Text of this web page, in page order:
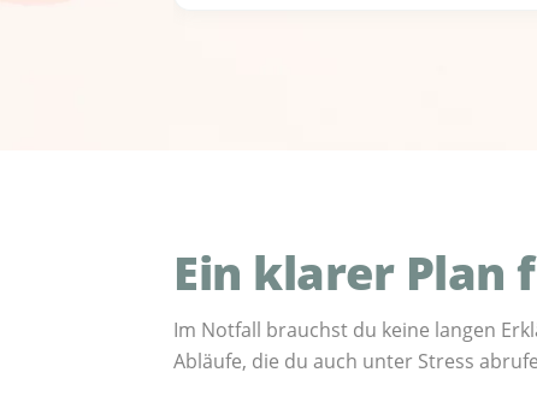
Ein klarer
Im Notfall brauchst du keine langen
Abläufe, die du auch unter Stress